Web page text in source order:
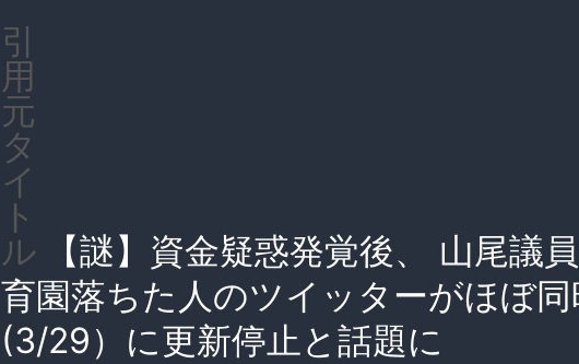
引
用
元
タ
イ
ト
ル
【謎】資金疑惑発覚後、 山尾議
育園落ちた人のツイッターがほぼ同
(3/29）に更新停止と話題に